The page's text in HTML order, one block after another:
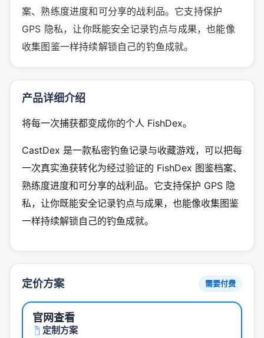
案、熟练度进度和可分享的战利品。它支持保护
GPS 隐私，让你既能安全记录钓点与成果，也能像
收集图鉴一样持续解锁自己的钓鱼成就。
产品详细介绍
将每一次捕获都变成你的个人 FishDex。
CastDex 是一款私密钓鱼记录与收藏游戏，可以把每
一次真实渔获转化为经过验证的 FishDex 图鉴档案、
熟练度进度和可分享的战利品。它支持保护 GPS 隐
私，让你既能安全记录钓点与成果，也能像收集图鉴
一样持续解锁自己的钓鱼成就。
定价方案 需要付费
官网查看
定制方案